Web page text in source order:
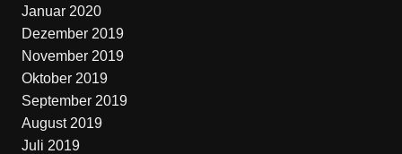
Januar 2020
Dezember 2019
November 2019
Oktober 2019
September 2019
August 2019
Juli 2019